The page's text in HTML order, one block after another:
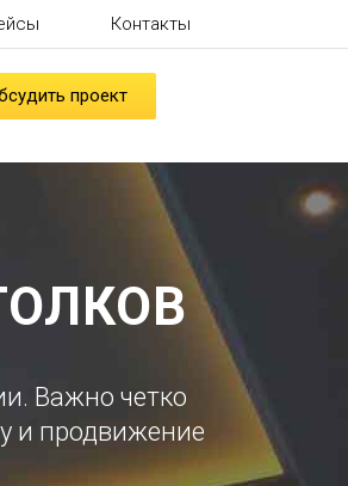
Контакты
проект
Важно четко
и продвижение